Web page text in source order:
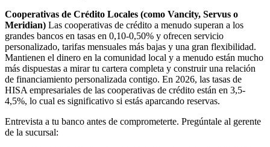
Cooperativas de Crédito Locales (como Vancity, Servus o
Meridian) Las cooperativas de crédito a menudo superan a los
grandes bancos en tasas en 0,10-0,50% y ofrecen servicio
personalizado, tarifas mensuales más bajas y una gran flexibilidad.
Mantienen el dinero en la comunidad local y a menudo están mucho
más dispuestas a mirar tu cartera completa y construir una relación
de financiamiento personalizada contigo. En 2026, las tasas de
HISA empresariales de las cooperativas de crédito están en 3,5-
4,5%, lo cual es significativo si estás aparcando reservas.
Entrevista a tu banco antes de comprometerte. Pregúntale al gerente
de la sucursal: